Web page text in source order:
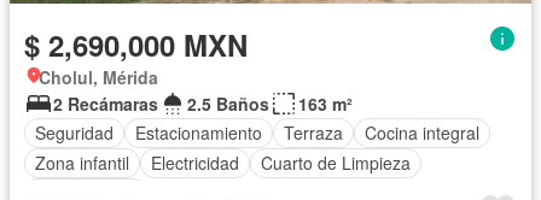
$ 2,690,000 MXN
Cholul, Mérida
2 Recámaras
2.5 Baños
163 m²
Seguridad
Estacionamiento Terraza
Cocina integral
Zona infantil
Electricidad
Cuarto de Limpieza